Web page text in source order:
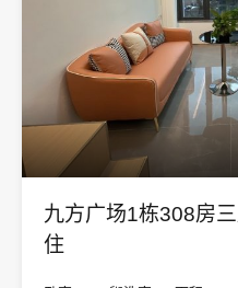
九方广场1栋308房
住